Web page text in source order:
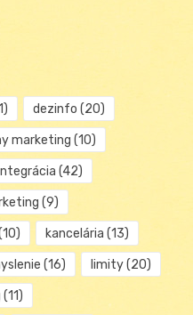
dezinfo (20)
marketing (10)
(42)
(9)
kancelária (13)
(16) limity(20)
(11)